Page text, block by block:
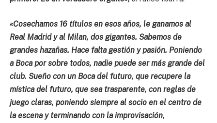
«Cosechamos 16 títulos en esos años, le ganamos al
Real Madrid y al Milan, dos gigantes. Sabemos de
grandes hazañas. Hace falta gestión y pasión. Poniendo
a Boca por sobre todos, nadie puede ser más grande del
club. Sueño con un Boca del futuro, que recupere la
mística del futuro, que sea trasparente, con reglas de
juego claras, poniendo siempre al socio en el centro de
la escena y terminando con la improvisación,